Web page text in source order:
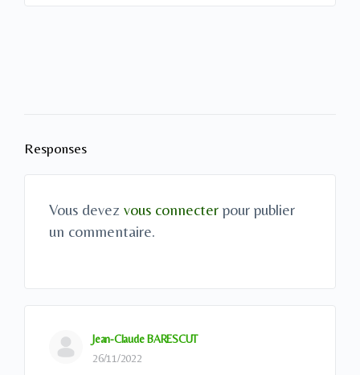
Responses
Vous devez vous connecter pour publier
un commentaire.
Jean-Claude BARESCUT
26/11/2022